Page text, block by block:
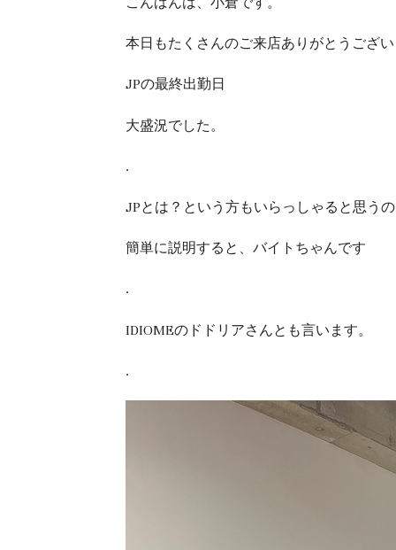
本日もたくさんのご来店ありがとうござ
JPの最終出勤日
大盛況でした。
.
JPとは？という方もいらっしゃると思う
簡単に説明すると、バイトちゃんです
.
IDIOMEのドドリアさんとも言います。
.